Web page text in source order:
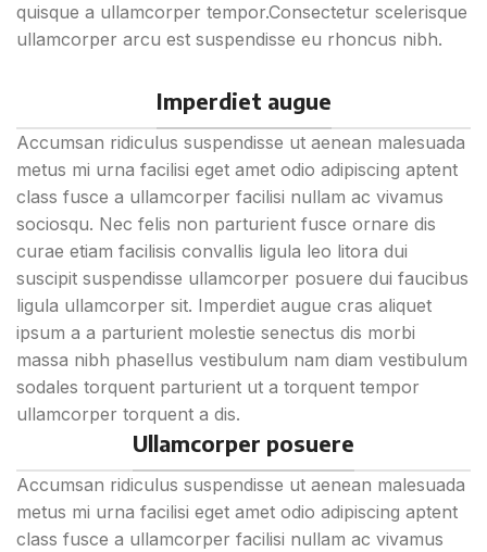
quisque a ullamcorper tempor.Consectetur scelerisque
ullamcorper arcu est suspendisse eu rhoncus nibh.
Imperdiet augue
Accumsan ridiculus suspendisse ut aenean malesuada
metus mi urna facilisi eget amet odio adipiscing aptent
class fusce a ullamcorper facilisi nullam ac vivamus
sociosqu. Nec felis non parturient fusce ornare dis
curae etiam facilisis convallis ligula leo litora dui
suscipit suspendisse ullamcorper posuere dui faucibus
ligula ullamcorper sit. Imperdiet augue cras aliquet
ipsum a a parturient molestie senectus dis morbi
massa nibh phasellus vestibulum nam diam vestibulum
sodales torquent parturient ut a torquent tempor
ullamcorper torquent a dis.
Ullamcorper posuere
Accumsan ridiculus suspendisse ut aenean malesuada
metus mi urna facilisi eget amet odio adipiscing aptent
class fusce a ullamcorper facilisi nullam ac vivamus